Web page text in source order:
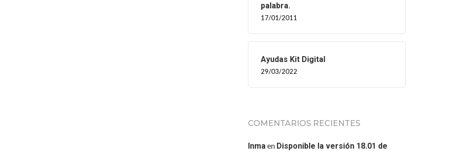
palabra.
17/01/2011
Ayudas Kit Digital
29/03/2022
COMENTARIOS RECIENTES
Inmaen Disponible la versión 18.01 de